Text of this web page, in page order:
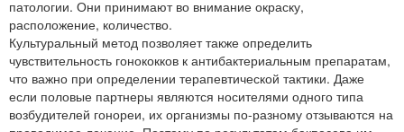
патологии. Они принимают во внимание окраску,
расположение, количество.
Культуральный метод позволяет также определить
чувствительность гонококков к антибактериальным препаратам,
что важно при определении терапевтической тактики. Даже
если половые партнеры являются носителями одного типа
возбудителей гонореи, их организмы по-разному отзываются на